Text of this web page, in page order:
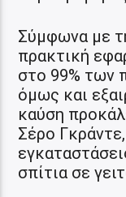
Σύμφωνα με
πρακτική
στο 99% των
όμως και
καύση
Σέρο
σπίτια σε